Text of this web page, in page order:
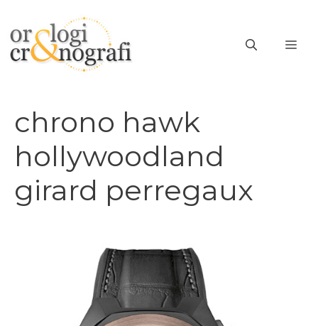
contenuto
chrono hawk
hollywoodland
girard perregaux